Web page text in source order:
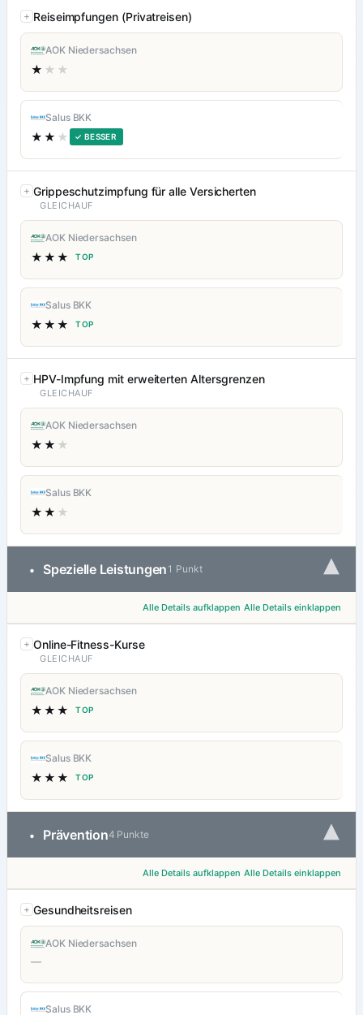
Reiseimpfungen (Privatreisen)
AOK Niedersachsen
★ ★★
Salus BKK
★★ ★ ✓ BESSER
Grippeschutzimpfung für alle Versicherten
GLEICHAUF
AOK Niedersachsen
★★★ TOP
Salus BKK
★★★ TOP
HPV-Impfung mit erweiterten Altersgrenzen
GLEICHAUF
AOK Niedersachsen
★★ ★
Salus BKK
★★ ★
• Spezielle Leistungen 1 Punkt ▾
Alle Details aufklappen Alle Details einklappen
Online-Fitness-Kurse
GLEICHAUF
AOK Niedersachsen
★★★ TOP
Salus BKK
★★★ TOP
• Prävention4 Punkte ▾
Alle Details aufklappen Alle Details einklappen
Gesundheitsreisen
AOK Niedersachsen
—
Salus BKK